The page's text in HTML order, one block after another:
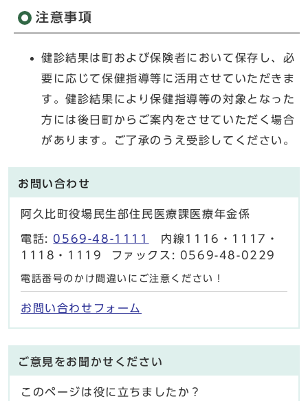
注意事項
健診結果は町および保険者において保存し、必
要に応じて保健指導等に活用させていただきま
す。健診結果により保健指導等の対象となった
方には後日町からご案内をさせていただく場合
があります。ご了承のうえ受診してください。
お問い合わせ
阿久比町役場民生部住民医療課医療年金係
電話: 0569-48-1111
内線1116・1117・
1118・1119 ファックス: 0569-48-0229
電話番号のかけ間違いにご注意ください！
お問い合わせフォーム
ご意見をお聞かせください
このページは役に立ちましたか？